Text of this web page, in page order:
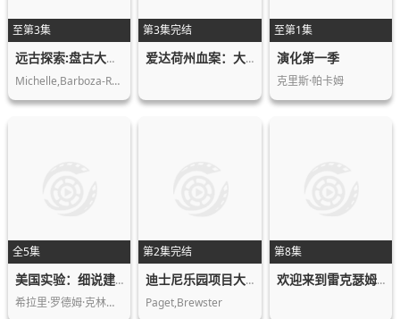
至第3集
远古探索:盘古大陆的生与死
Michelle,Barboza-Ramirez,Blake,de,Pa…
第3集完结
爱达荷州血案：大学梦魇
至第1集
演化第一季
克里斯·帕卡姆
全5集
美国实验：细说建国250年
希拉里·罗德姆·克林顿,迈克·彭斯
第2集完结
迪士尼乐园项目大起底第三季
Paget,Brewster
第8集
欢迎来到雷克瑟姆第五季